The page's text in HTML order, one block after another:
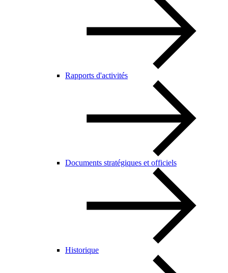
Rapports d'activités
Documents stratégiques et officiels
Historique